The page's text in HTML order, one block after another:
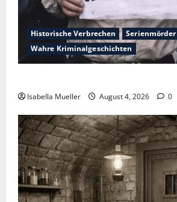
Historische Verbrechen Serienmörder
Wahre Kriminalgeschichten
Isabella Mueller August 4, 2026 0